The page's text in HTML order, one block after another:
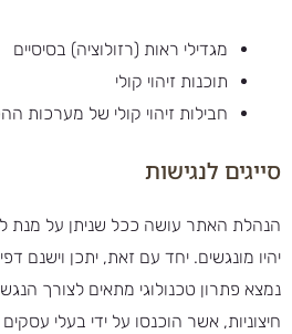
מגדילי ראות (רזולוציה) בסיסיים
תוכנות זיהוי קולי
חבילות זיהוי קולי של מערכות
סייגים לנגישות
הנהלת האתר עושה ככל שניתן על מנת
יהיו מונגשים. יחד עם זאת, יתכן וישנם
נמצא פתרון טכנולוגי מתאים לצורך
חיצוניות, אשר הוכנסו על ידי בעלי